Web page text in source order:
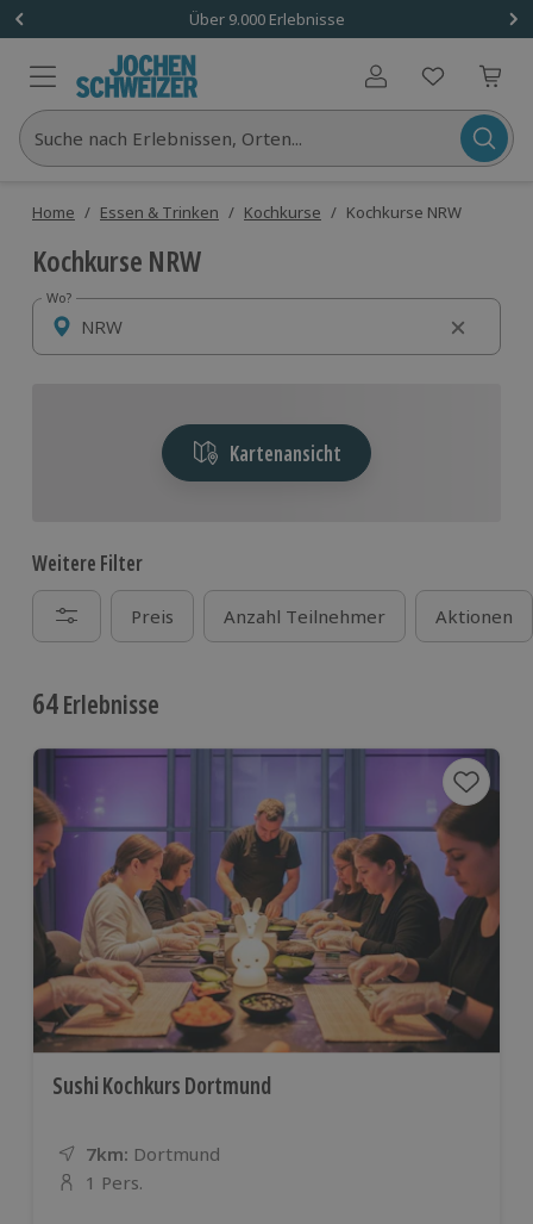
Über 9.000 Erlebnisse
Benutzerkonto
Suche nach Erlebnissen, Orten...
Home / Essen & Trinken / Kochkurse / Kochkurse NRW
Kochkurse NRW
Wo?
Wo?
Kartenansicht
Weitere Filter
Preis Anzahl Teilnehmer Aktionen
64Erlebnisse
Sushi Kochkurs Dortmund
7km: Entfernung
Standort
Dortmund
Anzahl der Teilnehmer
1 Pers.